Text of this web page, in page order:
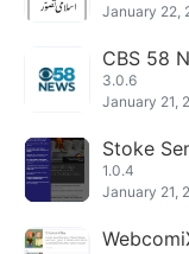
January 22,
CBS 58
3.0.6
January 21,
Stoke
1.0.4
January 21,